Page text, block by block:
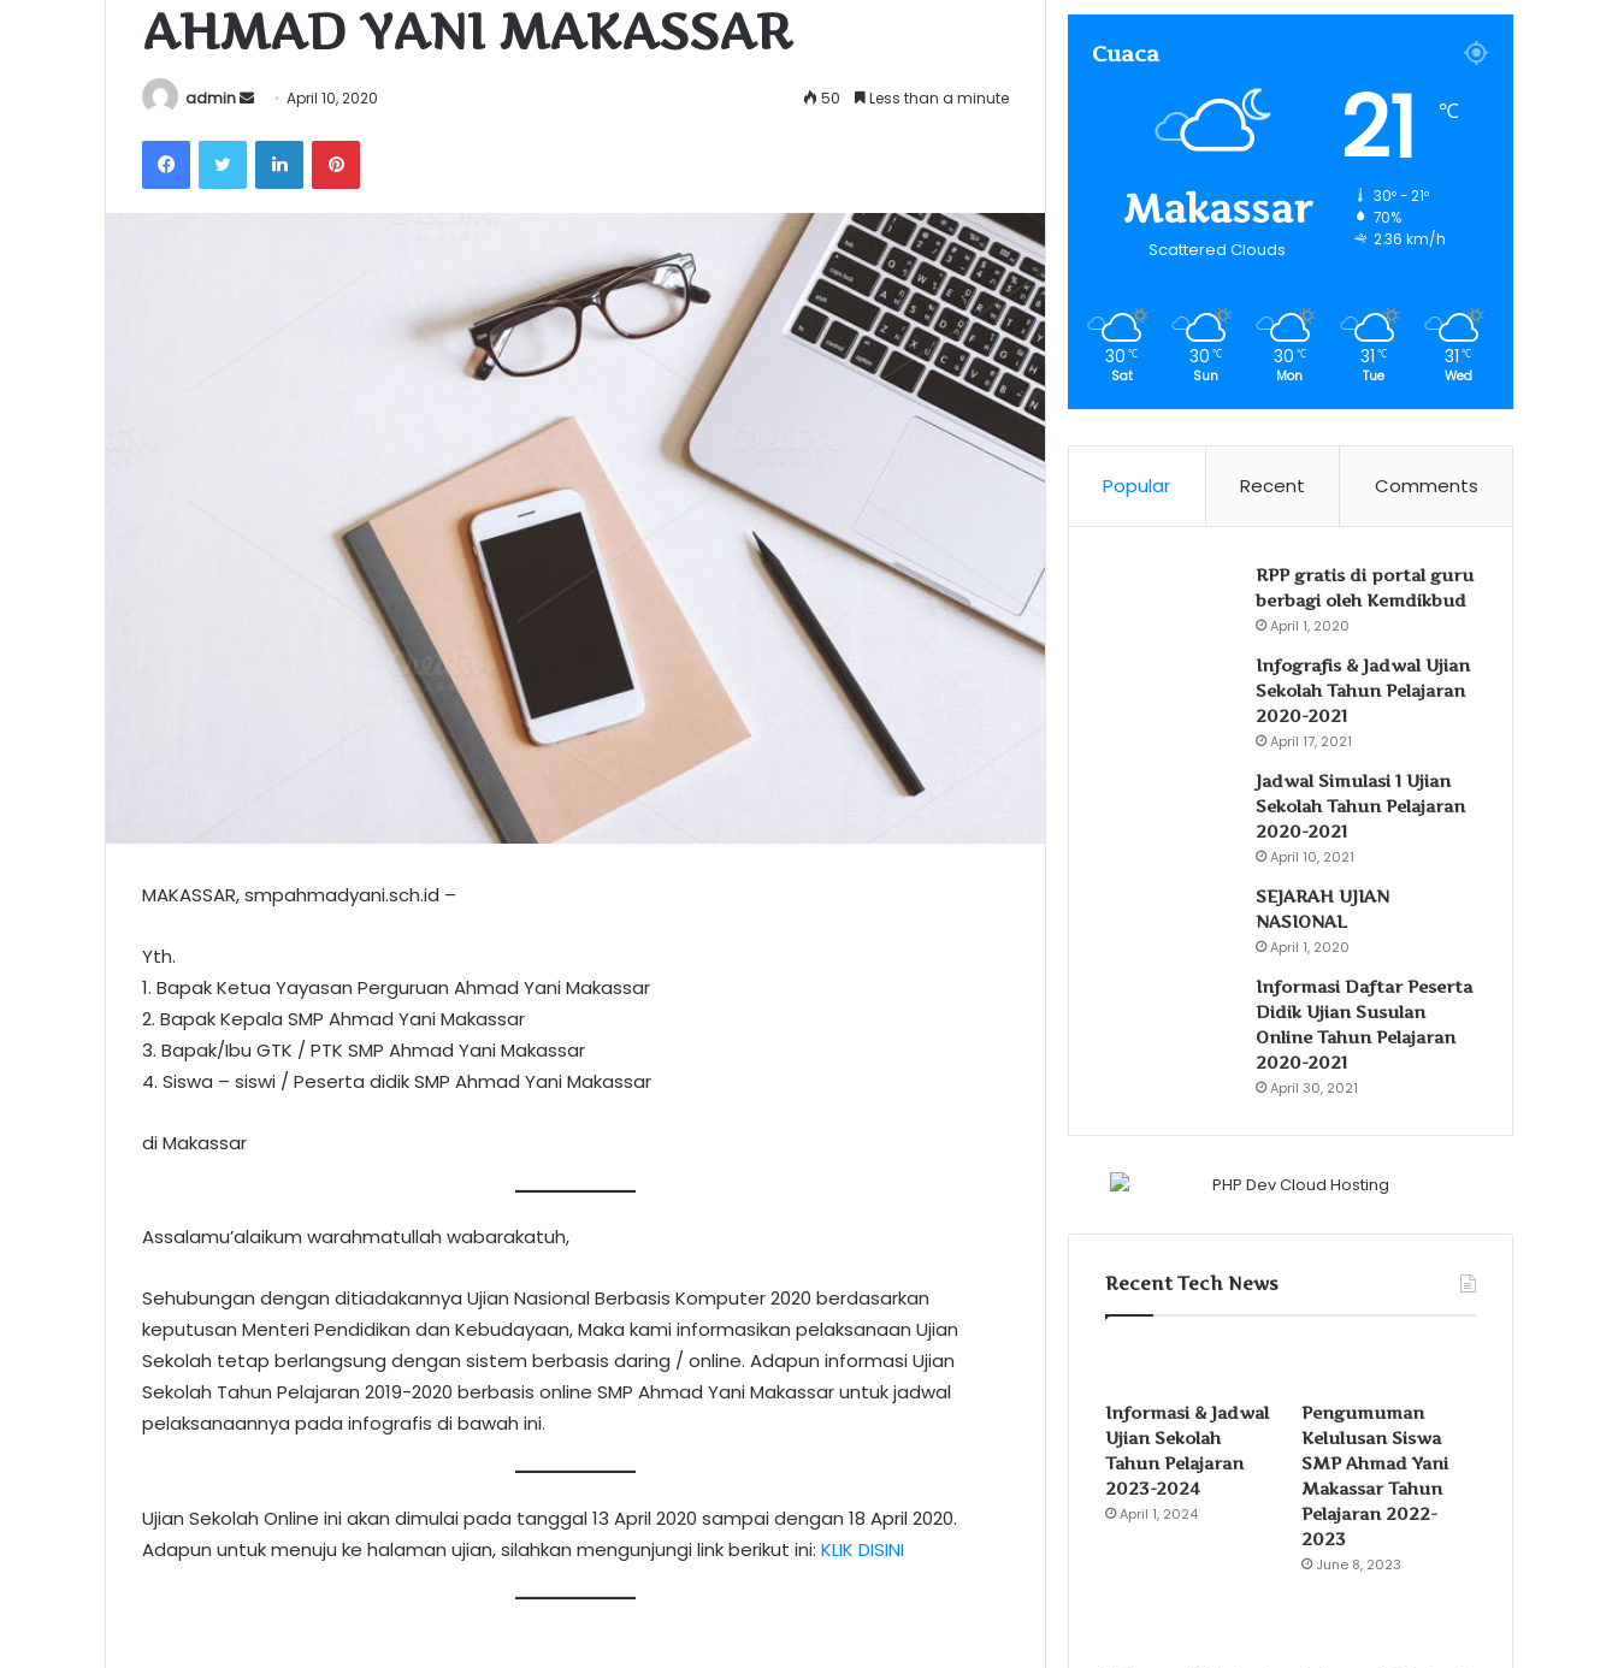
AHMAD YANI MAKASSAR
admin
Send
email
April 10, 2020 50 Less than a minute
FacebookTwitter LinkedInPinterest
MAKASSAR, smpahmadyani.sch.id –
Yth.
1. Bapak Ketua Yayasan Perguruan Ahmad Yani Makassar
2. Bapak Kepala SMP Ahmad Yani Makassar
3. Bapak/Ibu GTK / PTK SMP Ahmad Yani Makassar
4. Siswa – siswi / Peserta didik SMP Ahmad Yani Makassar
di Makassar
Assalamu’alaikum warahmatullah wabarakatuh,
Sehubungan dengan ditiadakannya Ujian Nasional Berbasis Komputer 2020 berdasarkan
keputusan Menteri Pendidikan dan Kebudayaan, Maka kami informasikan pelaksanaan Ujian
Sekolah tetap berlangsung dengan sistem berbasis daring / online. Adapun informasi Ujian
Sekolah Tahun Pelajaran 2019-2020 berbasis online SMP Ahmad Yani Makassar untuk jadwal
pelaksanaannya pada infografis di bawah ini.
Ujian Sekolah Online ini akan dimulai pada tanggal 13 April 2020 sampai dengan 18 April 2020.
Adapun untuk menuju ke halaman ujian, silahkan mengunjungi link berikut ini: KLIK DISINI
Cuaca
Makassar
Scattered Clouds
21 ℃
30º - 21º
70%
2.36 km/h
30 ℃
Sat
30 ℃
Sun
30 ℃
Mon
31 ℃
Tue
31 ℃
Wed
Popular Recent Comments
RPP gratis di portal guru
berbagi oleh Kemdikbud
April 1, 2020
Infografis & Jadwal Ujian
Sekolah Tahun Pelajaran
2020-2021
April 17, 2021
Jadwal Simulasi 1 Ujian
Sekolah Tahun Pelajaran
2020-2021
April 10, 2021
SEJARAH UJIAN
NASIONAL
April 1, 2020
Informasi Daftar Peserta
Didik Ujian Susulan
Online Tahun Pelajaran
2020-2021
April 30, 2021
Recent Tech News
Informasi & Jadwal
Ujian Sekolah
Tahun Pelajaran
2023-2024
April 1, 2024
Pengumuman
Kelulusan Siswa
SMP Ahmad Yani
Makassar Tahun
Pelajaran 2022-
2023
June 8, 2023